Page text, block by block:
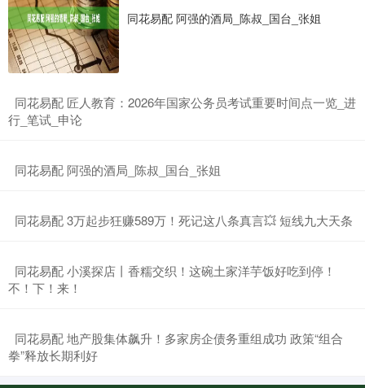
同花易配 阿强的酒局_陈叔_国台_张姐
​同花易配 匠人教育：2026年国家公务员考试重要时间点一览_进
行_笔试_申论
​同花易配 阿强的酒局_陈叔_国台_张姐
​同花易配 3万起步狂赚589万！死记这八条真言💥 短线九大天条
​同花易配 小溪探店丨香糯交织！这碗土家洋芋饭好吃到停！
不！下！来！
​同花易配 地产股集体飙升！多家房企债务重组成功 政策“组合
拳”释放长期利好